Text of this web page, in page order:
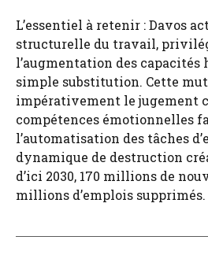
L’essentiel à retenir : Davos
structurelle du travail,
l’augmentation des capacités
simple substitution. Cette
impérativement le jugement
compétences émotionnelles
l’automatisation des tâches
dynamique de destruction
d’ici 2030, 170 millions de
millions d’emplois supprimés.